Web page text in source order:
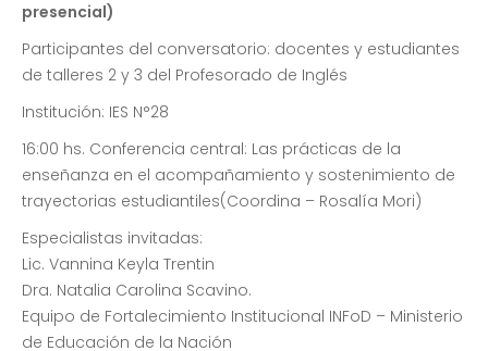
presencial)
Participantes del conversatorio: docentes y estudiantes
de talleres 2 y 3 del Profesorado de Inglés
Institución: IES N°28
16:00 hs. Conferencia central: Las prácticas de la
enseñanza en el acompañamiento y sostenimiento de
trayectorias estudiantiles(Coordina – Rosalía Mori)
Especialistas invitadas:
Lic. Vannina Keyla Trentin
Dra. Natalia Carolina Scavino.
Equipo de Fortalecimiento Institucional INFoD – Ministerio
de Educación de la Nación